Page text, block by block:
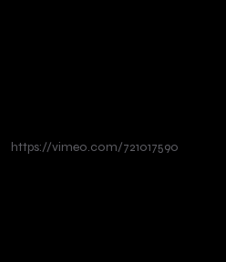
https://vimeo.com/721017590